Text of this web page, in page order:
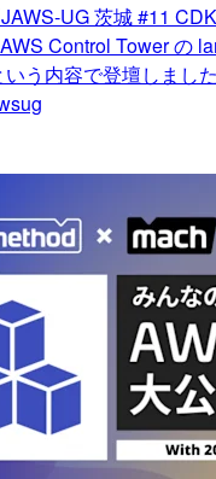
UG 茨城 #11
Control Tower の
いう内容で登壇しまし